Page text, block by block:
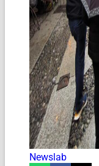
Newslab